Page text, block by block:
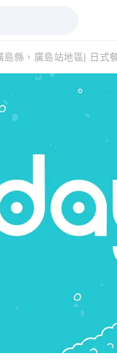
島縣，廣島站地區| 日式